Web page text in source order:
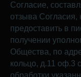
Согласие,
отзыва Согласия,
предоставить в
получении
Общества, по
кольцо, д.11 оф.3
обработки